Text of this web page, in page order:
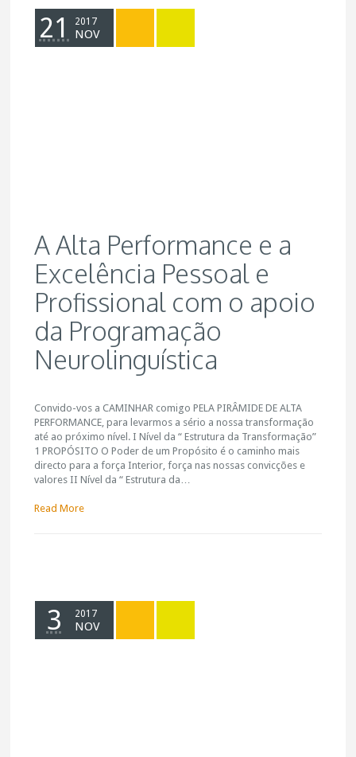
21 2017
NOV
A Alta Performance e a
Excelência Pessoal e
Profissional com o apoio
da Programação
Neurolinguística
Convido-vos a CAMINHAR comigo PELA PIRÂMIDE DE ALTA
PERFORMANCE, para levarmos a sério a nossa transformação
até ao próximo nível. I Nível da “ Estrutura da Transformação”
1 PROPÓSITO O Poder de um Propósito é o caminho mais
directo para a força Interior, força nas nossas convicções e
valores II Nível da “ Estrutura da…
Read More
3 2017
NOV